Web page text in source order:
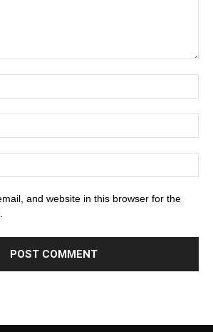
and website in this browser for the